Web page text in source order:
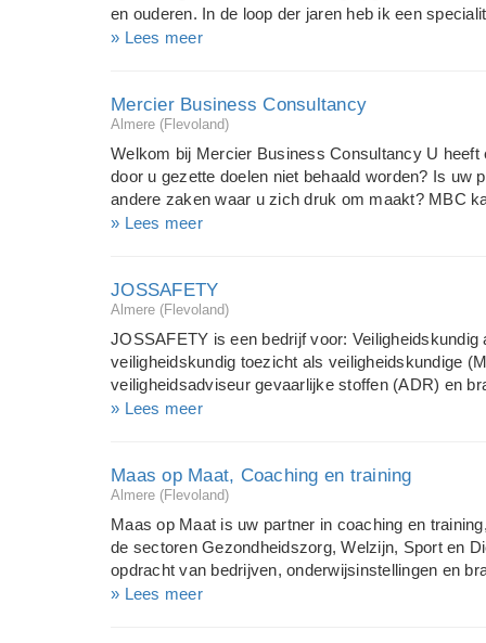
en ouderen. In de loop der jaren heb ik een
begeleiden. Mijn doelgroep bestaat uit mensen
Naast deze gebieden ben ik tevens spiritueel
ICF.
» Lees meer
Mercier Business Consultancy
Almere (Flevoland)
Welkom bij Mercier Business Consultancy U
door u gezette doelen niet behaald worden? Is uw
andere zaken waar u zich druk om maakt? MBC
helpen om een andere, misschien wel betere
contact met ons op voor GRATIS consultatie!
» Lees meer
JOSSAFETY
Almere (Flevoland)
JOSSAFETY is een bedrijf voor:
veiligheidskundig toezicht als veiligheidskundige
veiligheidsadviseur gevaarlijke stoffen (ADR) en
ontruimingsplannen en BHV plannen. Opleidingen:
opleidingsinstituten en eigen klantenkring.
» Lees meer
Maas op Maat, Coaching en training
Almere (Flevoland)
Maas op Maat is uw partner in coaching en
de sectoren Gezondheidszorg, Welzijn, Sport en
opdracht van bedrijven, onderwijsinstellingen en
Kerntaak is: het afstemmen van scholing op de
» Lees meer